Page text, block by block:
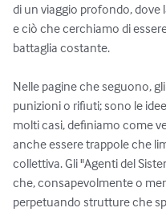
di un viaggio profondo,
e ciò che cerchiamo di
battaglia costante.
Nelle pagine che seguono,
punizioni o rifiuti; sono le
molti casi, definiamo come
anche essere trappole che
collettiva. Gli "Agenti del
che, consapevolmente o
perpetuando strutture che